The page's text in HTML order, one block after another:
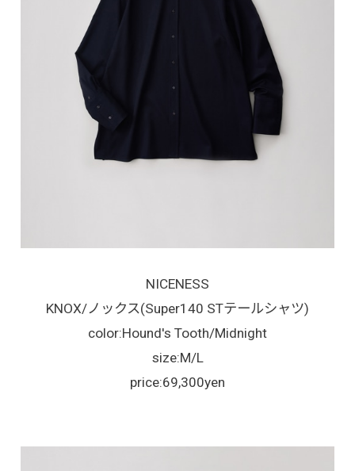
NICENESS
KNOX/ノックス(Super140 STテールシャツ)
color:Hound's Tooth/Midnight
size:M/L
price:69,300yen